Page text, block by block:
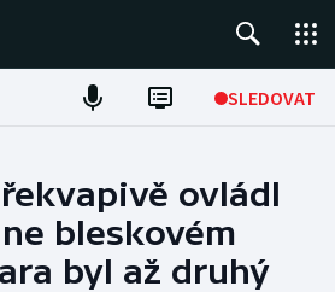
SLEDOVAT
ovládl
bleskovém
byl až druhý